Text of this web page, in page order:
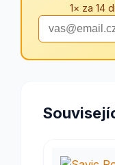
1× za 14